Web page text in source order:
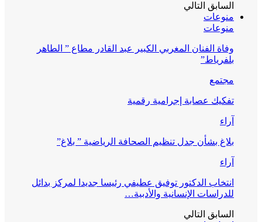
السابق التالي
منوعات
منوعات
وفاة الفنان المغربي الكبير عبد القادر مطاع ” الطاهر
بلفرياط”
مجتمع
تفكيك عصابة إجرامية رقمية
آراء
بلاغ بشأن جدل تنظيم الصحافة الرياضية ” بلاغ”
آراء
انتخاب الدكتور توفيق عطيفي رئيسا جديدا لمركز بدائل
للدراسات الإنسانية والأدبية…
السابق التالي